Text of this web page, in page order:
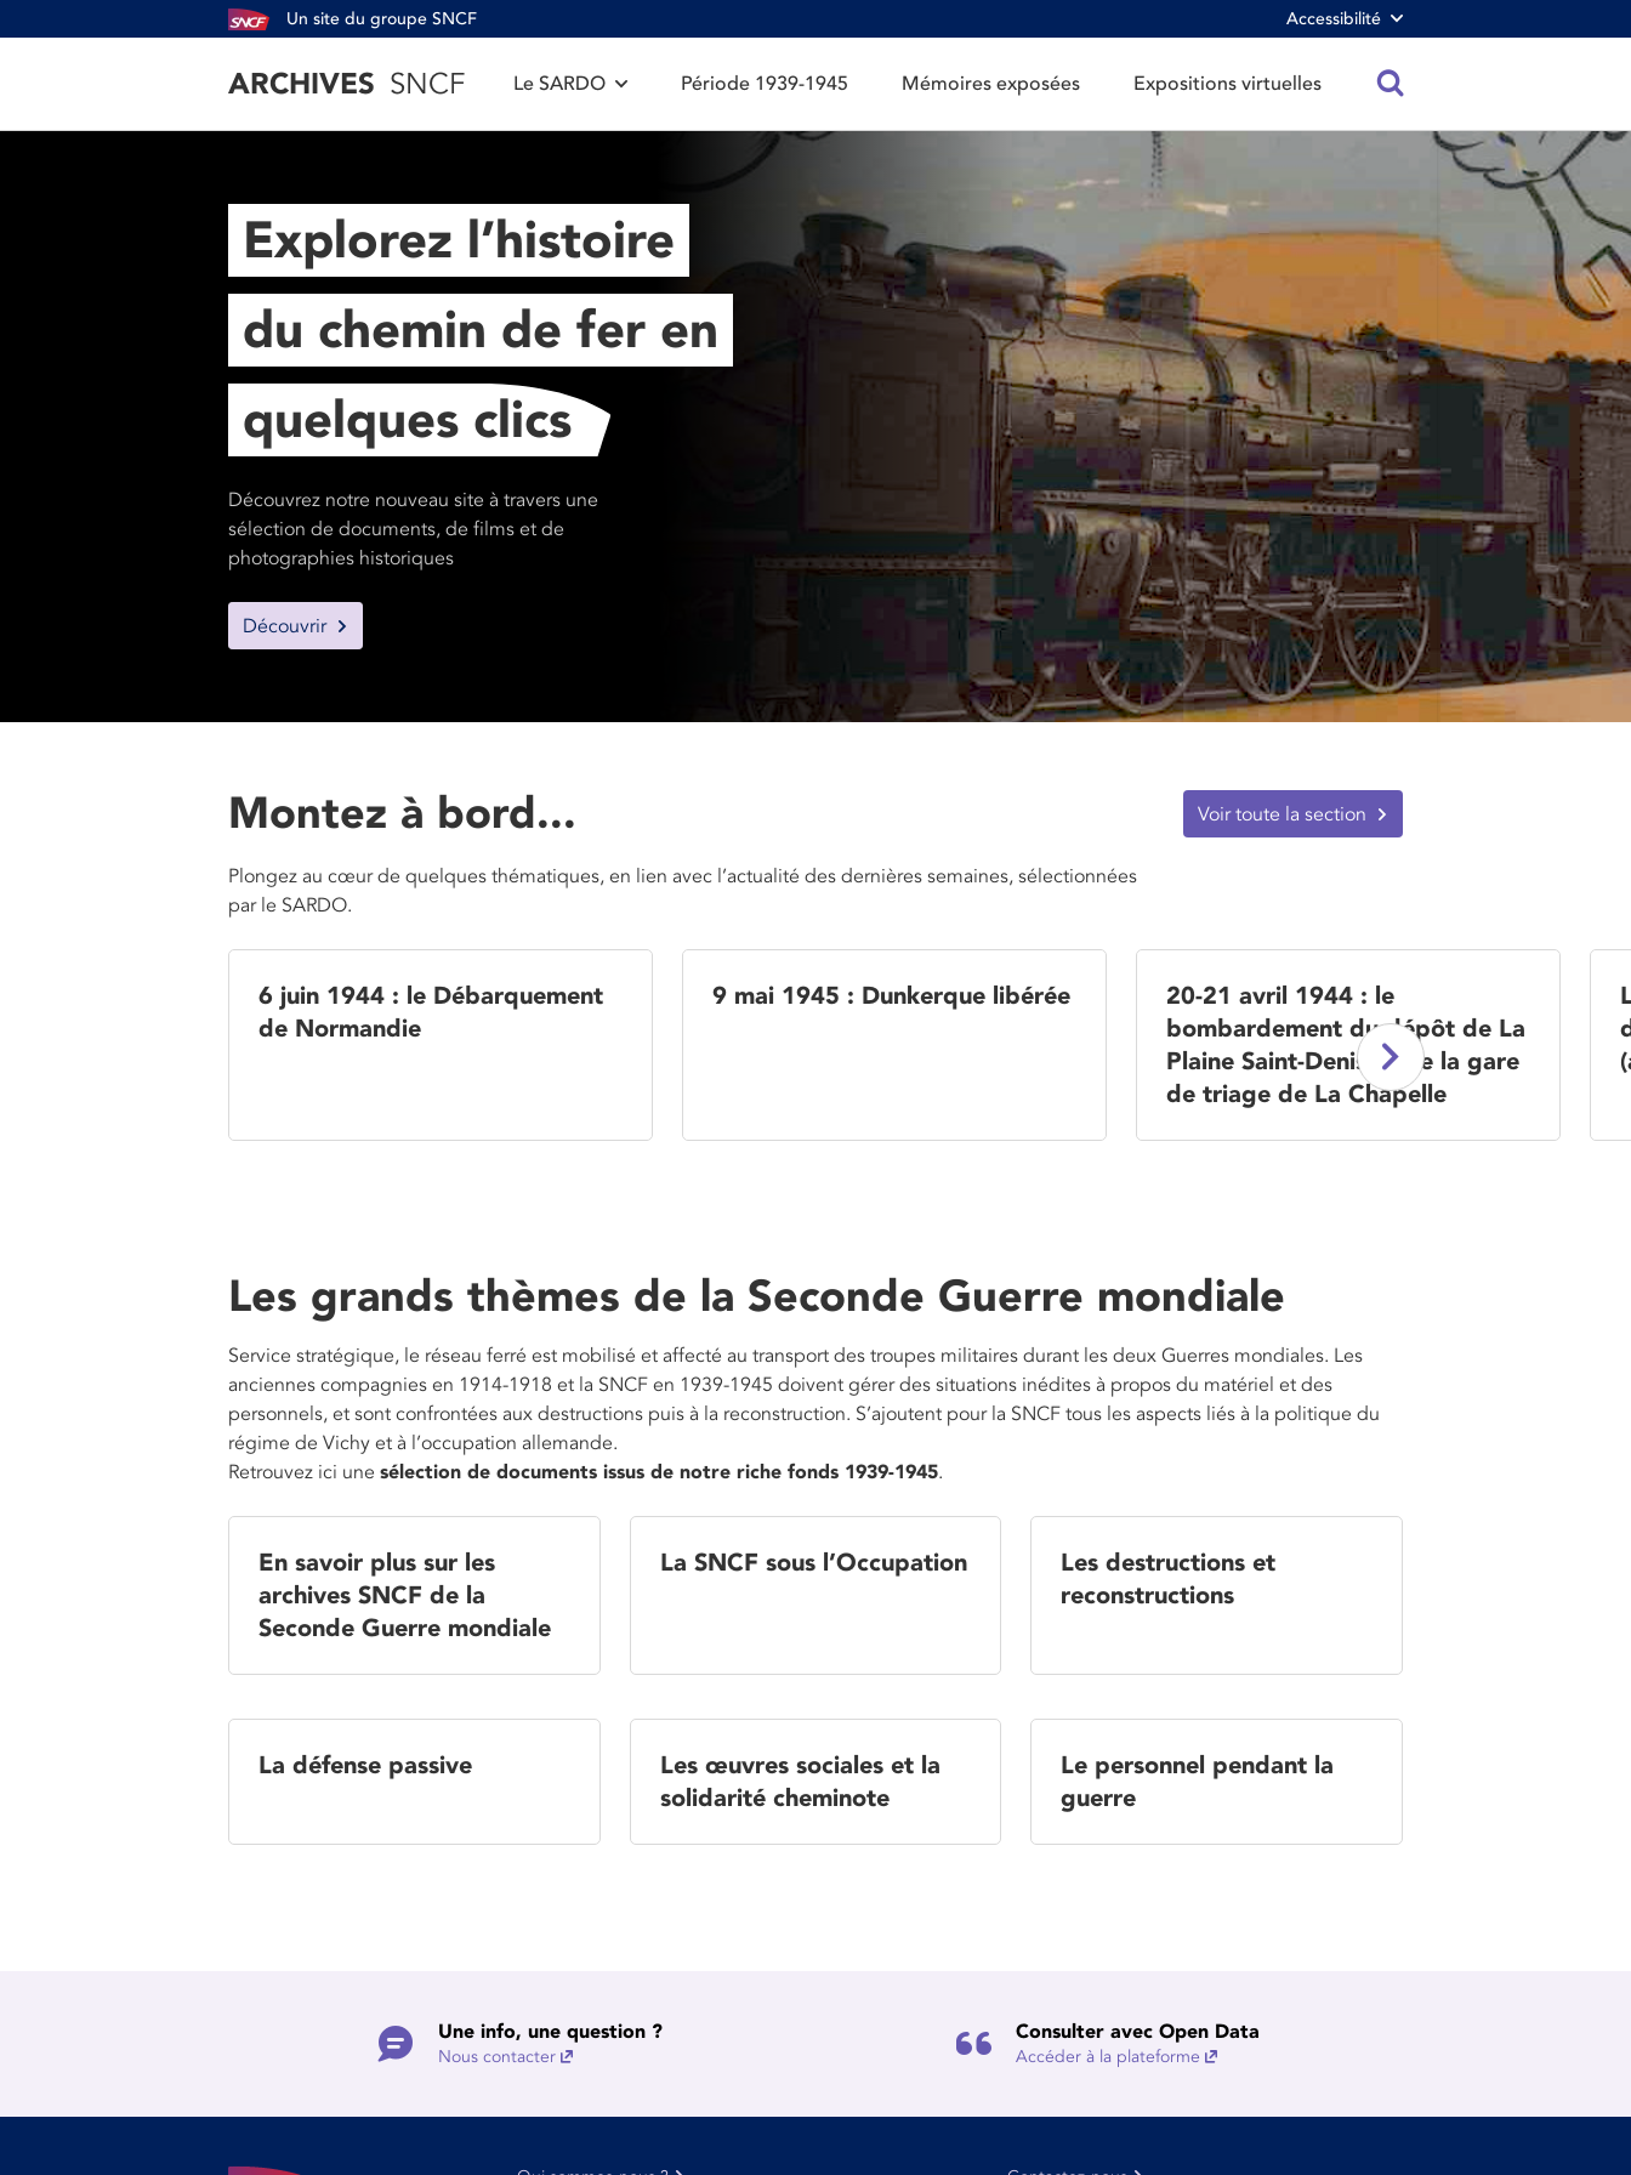
Un site du groupe SNCF Accessibilité
ARCHIVESSNCF Le SARDO Période 1939-1945 Mémoires exposées Expositions virtuelles
Explorez l’histoire
du chemin de fer en
quelques clics
Découvrez notre nouveau site à travers une
sélection de documents, de films et de
photographies historiques
Découvrir
Montez à bord... Voir toute la section
Plongez au cœur de quelques thématiques, en lien avec l’actualité des dernières semaines, sélectionnées
par le SARDO.
6 juin 1944 : le Débarquement
de Normandie
9 mai 1945 : Dunkerque libérée
20-21 avril 1944 : le
bombardement du dépôt de La
Plaine Saint-Denis et de la gare
de triage de La Chapelle
Les grands thèmes de la Seconde Guerre mondiale
Service stratégique, le réseau ferré est mobilisé et affecté au transport des troupes militaires durant les deux Guerres mondiales. Les
anciennes compagnies en 1914-1918 et la SNCF en 1939-1945 doivent gérer des situations inédites à propos du matériel et des
personnels, et sont confrontées aux destructions puis à la reconstruction. S’ajoutent pour la SNCF tous les aspects liés à la politique du
régime de Vichy et à l’occupation allemande.
Retrouvez ici une sélection de documents issus de notre riche fonds 1939-1945.
En savoir plus sur les
archives SNCF de la
Seconde Guerre mondiale
La SNCF sous l’Occupation
Les destructions et
reconstructions
La défense passive
Les œuvres sociales et la
solidarité cheminote
Le personnel pendant la
guerre
Une info, une question ?
Nous contacter
Consulter avec Open Data
Accéder à la plateforme